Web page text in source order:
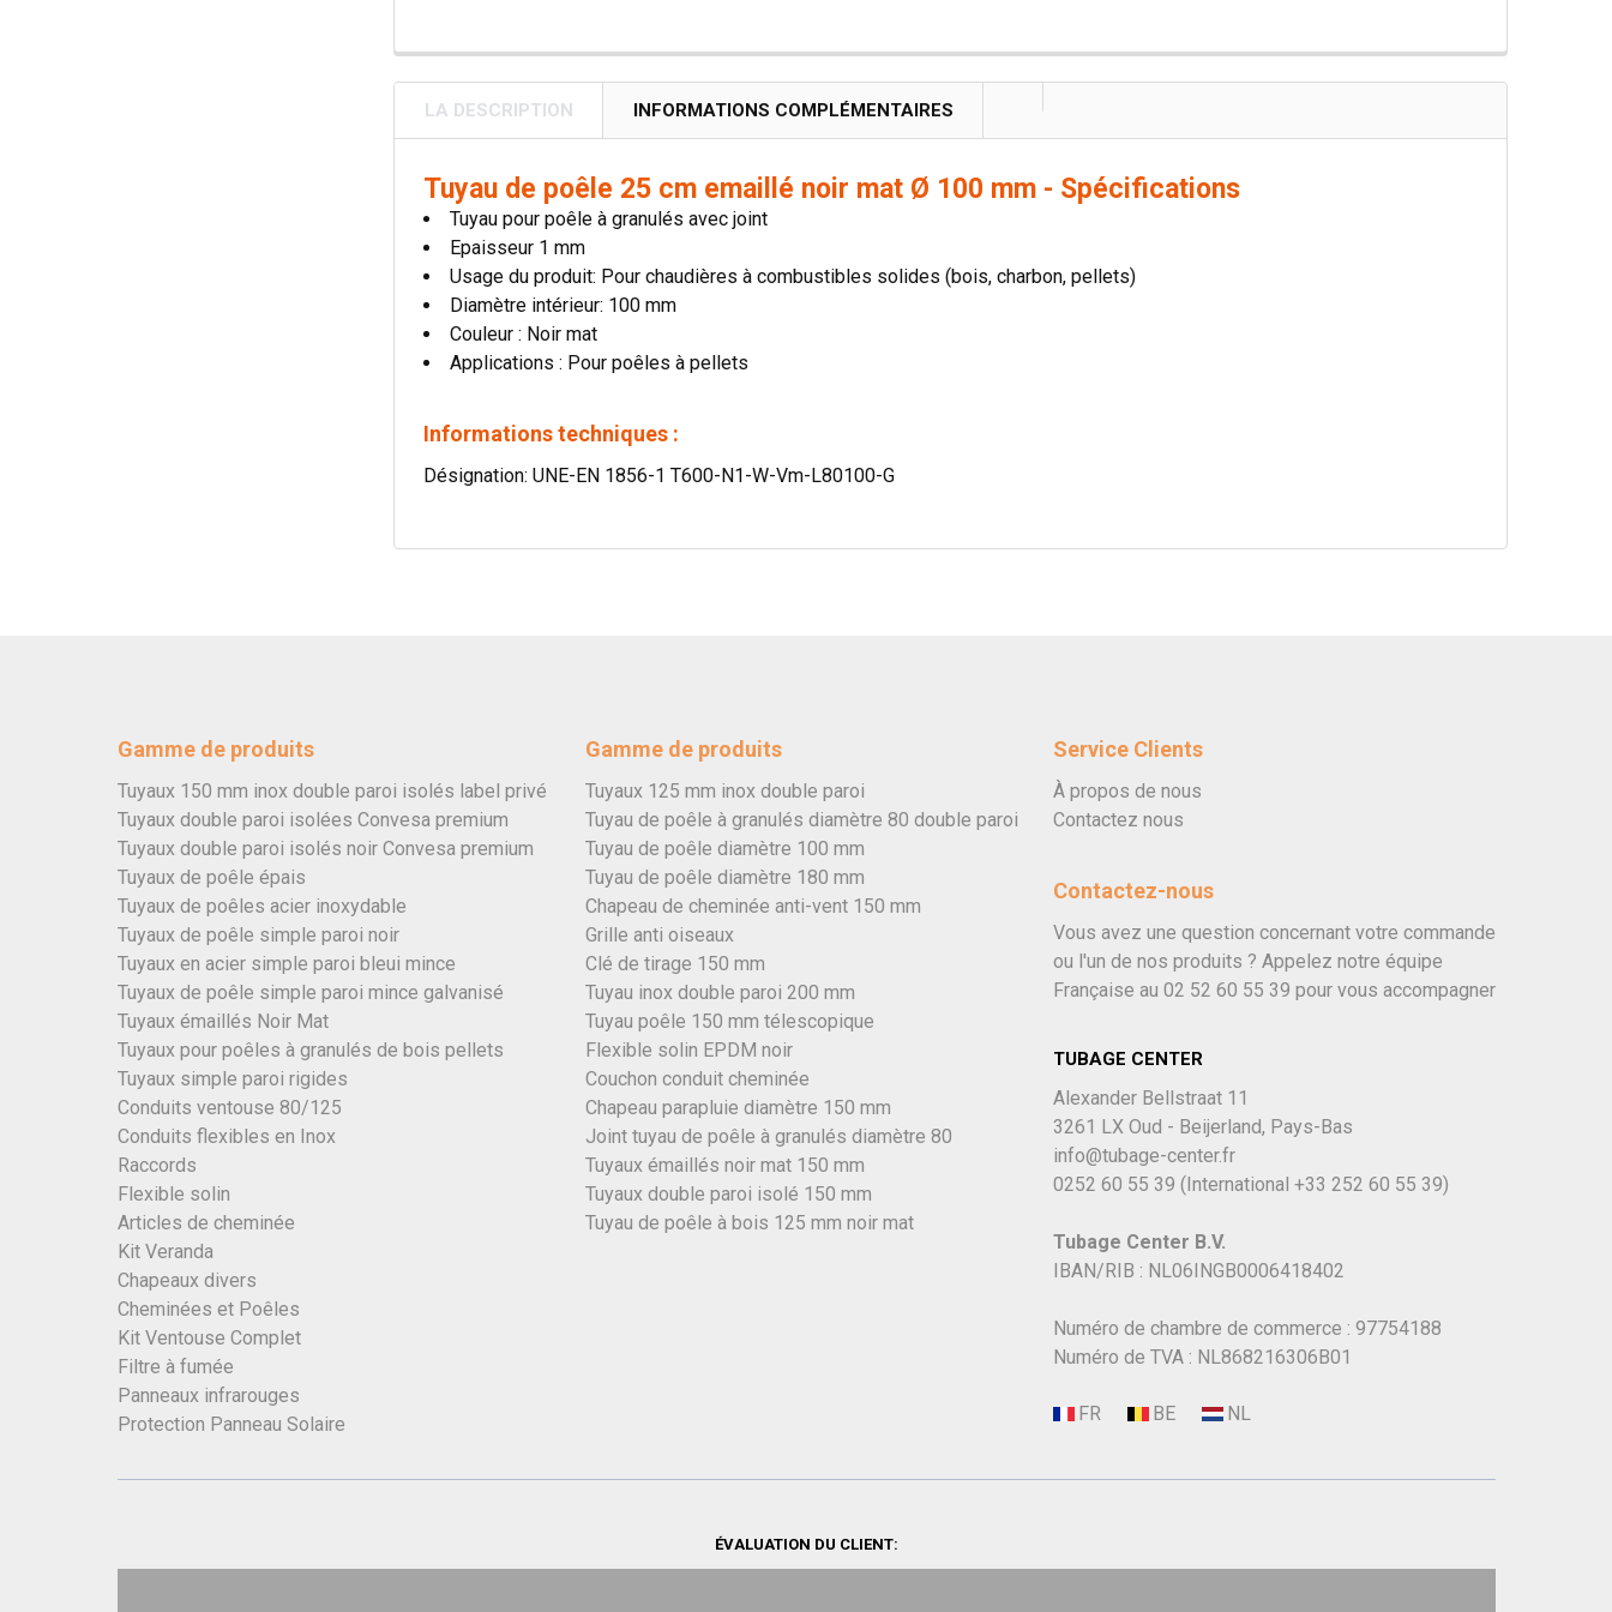
LA DESCRIPTION INFORMATIONS COMPLÉMENTAIRES
Tuyau de poêle 25 cm emaillé noir mat Ø 100 mm - Spécifications
Tuyau pour poêle à granulés avec joint
Epaisseur 1 mm
Usage du produit: Pour chaudières à combustibles solides (bois, charbon, pellets)
Diamètre intérieur: 100 mm
Couleur : Noir mat
Applications : Pour poêles à pellets
Informations techniques :
Désignation: UNE-EN 1856-1 T600-N1-W-Vm-L80100-G
Gamme de produits
Tuyaux 150 mm inox double paroi isolés label privé
Tuyaux double paroi isolées Convesa premium
Tuyaux double paroi isolés noir Convesa premium
Tuyaux de poêle épais
Tuyaux de poêles acier inoxydable
Tuyaux de poêle simple paroi noir
Tuyaux en acier simple paroi bleui mince
Tuyaux de poêle simple paroi mince galvanisé
Tuyaux émaillés Noir Mat
Tuyaux pour poêles à granulés de bois pellets
Tuyaux simple paroi rigides
Conduits ventouse 80/125
Conduits flexibles en Inox
Raccords
Flexible solin
Articles de cheminée
Kit Veranda
Chapeaux divers
Cheminées et Poêles
Kit Ventouse Complet
Filtre à fumée
Panneaux infrarouges
Protection Panneau Solaire
Gamme de produits
Tuyaux 125 mm inox double paroi
Tuyau de poêle à granulés diamètre 80 double paroi
Tuyau de poêle diamètre 100 mm
Tuyau de poêle diamètre 180 mm
Chapeau de cheminée anti-vent 150 mm
Grille anti oiseaux
Clé de tirage 150 mm
Tuyau inox double paroi 200 mm
Tuyau poêle 150 mm télescopique
Flexible solin EPDM noir
Couchon conduit cheminée
Chapeau parapluie diamètre 150 mm
Joint tuyau de poêle à granulés diamètre 80
Tuyaux émaillés noir mat 150 mm
Tuyaux double paroi isolé 150 mm
Tuyau de poêle à bois 125 mm noir mat
Service Clients
À propos de nous
Contactez nous
Contactez-nous
Vous avez une question concernant votre commande
ou l'un de nos produits ? Appelez notre équipe
Française au 02 52 60 55 39 pour vous accompagner
TUBAGE CENTER
Alexander Bellstraat 11
3261 LX Oud - Beijerland, Pays-Bas
info@tubage-center.fr
0252 60 55 39 (International +33 252 60 55 39)
Tubage Center B.V.
IBAN/RIB : NL06INGB0006418402
Numéro de chambre de commerce : 97754188
Numéro de TVA : NL868216306B01
ÉVALUATION DU CLIENT: